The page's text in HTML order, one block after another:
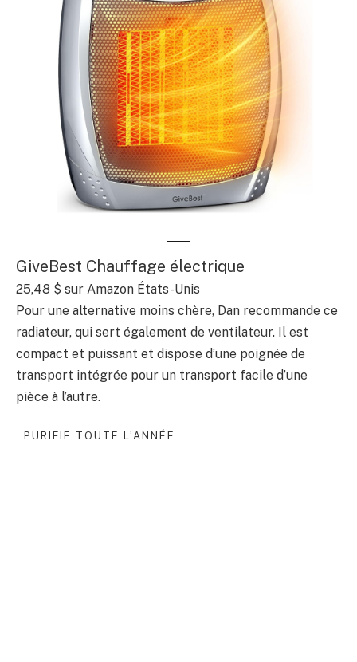
GiveBest Chauffage électrique
25,48 $ sur Amazon États-Unis
Pour une alternative moins chère, Dan recommande ce
radiateur, qui sert également de ventilateur. Il est
compact et puissant et dispose d’une poignée de
transport intégrée pour un transport facile d’une
pièce à l’autre.
PURIFIE TOUTE L’ANNÉE